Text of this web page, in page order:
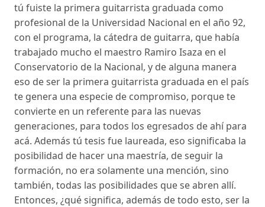
tú fuiste la primera guitarrista graduada como
profesional de la Universidad Nacional en el año 92,
con el programa, la cátedra de guitarra, que había
trabajado mucho el maestro Ramiro Isaza en el
Conservatorio de la Nacional, y de alguna manera
eso de ser la primera guitarrista graduada en el país
te genera una especie de compromiso, porque te
convierte en un referente para las nuevas
generaciones, para todos los egresados de ahí para
acá. Además tú tesis fue laureada, eso significaba la
posibilidad de hacer una maestría, de seguir la
formación, no era solamente una mención, sino
también, todas las posibilidades que se abren allí.
Entonces, ¿qué significa, además de todo esto, ser la